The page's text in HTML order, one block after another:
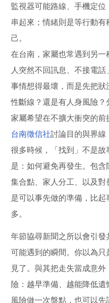
監視器可能路線、手機定
串起來；情緒則是等行動
己。
在台南，家屬也常遇到另
人突然不回訊息、不接電
事情想得最壞，而是先把
性斷線？還是有人身風險
家屬希望在不擴大衝突的
台南徵信社討論目的與界線
很多時候，「找到」不是
是：如何避免再發生。包
集合點、家人分工、以及
是可以事先做的準備，比
多。
年節協尋新聞之所以會引
可能遇到的瞬間。你以為
見了。與其把走失當成意
險：越早準備、越能降低
風險做一次盤點，也可以先